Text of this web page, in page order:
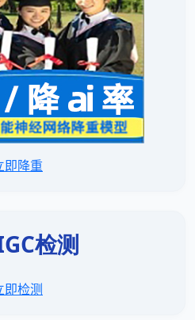
即降重
即检测